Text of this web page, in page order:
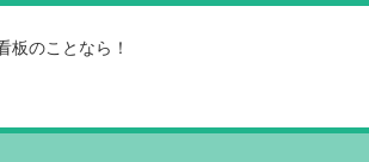
板のことなら！